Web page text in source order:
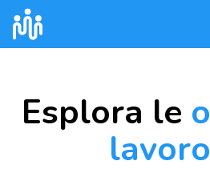
Esplora le